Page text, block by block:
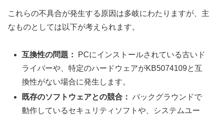
これらの不具合が発生する原因は多岐にわたりますが、主
なものとしては以下が考えられます。
互換性の問題：
PCにインストールされている古いド
ライバーや、特定のハードウェアがKB5074109と互
換性がない場合に発生します。
既存のソフトウェアとの競合： バックグラウンドで
動作しているセキュリティソフトや、システムユー